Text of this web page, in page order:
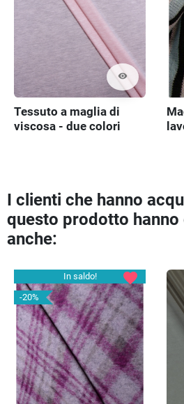
visibility
Tessuto a maglia di
viscosa - due colori
I clienti che hanno
questo prodotto
anche:
In saldo!
-20%
favorite